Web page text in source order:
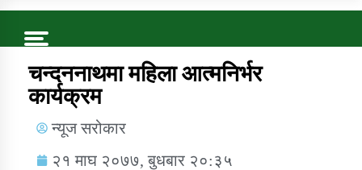
Trending Now
कुषि बिकास कार्यालय जुम्ला सुचना सन्देश
चन्दननाथमा महिला आत्मनिर्भर
कार्यक्रम
न्यूज सरोकार
२१ माघ २०७७, बुधबार २०:३५